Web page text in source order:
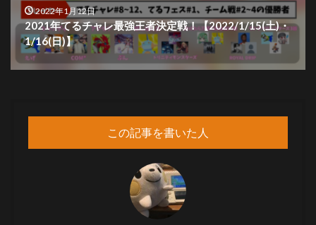
2022年1月12日
2021年てるチャレ最強王者決定戦！【2022/1/15(土)・
1/16(日)】
この記事を書いた人